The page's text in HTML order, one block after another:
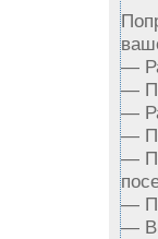
—
—
—
—
—
—
—